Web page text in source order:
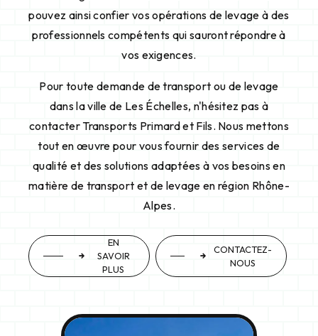
pouvez ainsi confier vos opérations de levage à des
professionnels compétents qui sauront répondre à
vos exigences.
Pour toute demande de transport ou de levage
dans la ville de Les Échelles, n'hésitez pas à
contacter Transports Primard et Fils. Nous mettons
tout en œuvre pour vous fournir des services de
qualité et des solutions adaptées à vos besoins en
matière de transport et de levage en région Rhône-
Alpes.
EN
SAVOIR
PLUS
CONTACTEZ-
NOUS